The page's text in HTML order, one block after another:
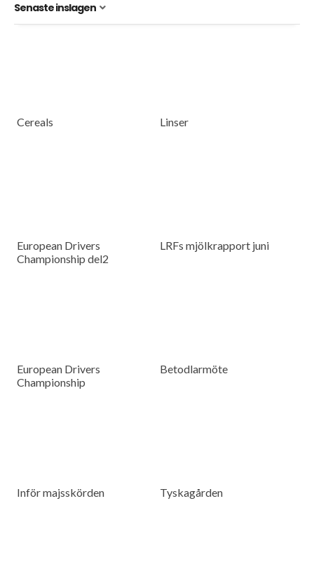
Senaste inslagen
Cereals Linser
European Drivers
Championship del2
LRFs mjölkrapport juni
European Drivers
Championship
Betodlarmöte
Inför majsskörden Tyskagården